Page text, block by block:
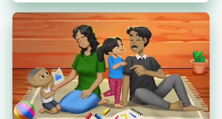
Belajar
Parenting
Sebelum
Menikah,
Ini